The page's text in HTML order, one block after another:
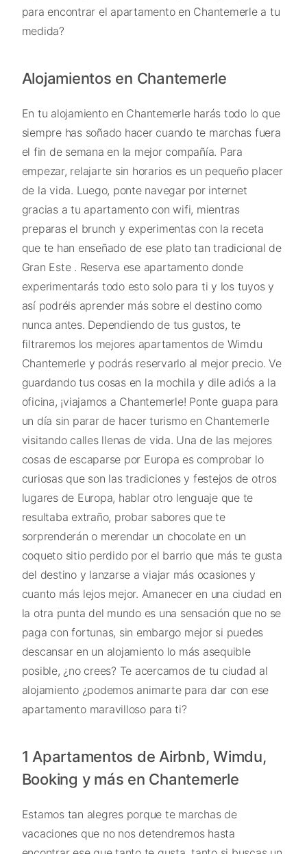
para encontrar el apartamento en Chantemerle a tu
medida?
Alojamientos en Chantemerle
En tu alojamiento en Chantemerle harás todo lo que
siempre has soñado hacer cuando te marchas fuera
el fin de semana en la mejor compañía. Para
empezar, relajarte sin horarios es un pequeño placer
de la vida. Luego, ponte navegar por internet
gracias a tu apartamento con wifi, mientras
preparas el brunch y experimentas con la receta
que te han enseñado de ese plato tan tradicional de
Gran Este . Reserva ese apartamento donde
experimentarás todo esto solo para ti y los tuyos y
así podréis aprender más sobre el destino como
nunca antes. Dependiendo de tus gustos, te
filtraremos los mejores apartamentos de Wimdu
Chantemerle y podrás reservarlo al mejor precio. Ve
guardando tus cosas en la mochila y dile adiós a la
oficina, ¡viajamos a Chantemerle! Ponte guapa para
un día sin parar de hacer turismo en Chantemerle
visitando calles llenas de vida. Una de las mejores
cosas de escaparse por Europa es comprobar lo
curiosas que son las tradiciones y festejos de otros
lugares de Europa, hablar otro lenguaje que te
resultaba extraño, probar sabores que te
sorprenderán o merendar un chocolate en un
coqueto sitio perdido por el barrio que más te gusta
del destino y lanzarse a viajar más ocasiones y
cuanto más lejos mejor. Amanecer en una ciudad en
la otra punta del mundo es una sensación que no se
paga con fortunas, sin embargo mejor si puedes
descansar en un alojamiento lo más asequible
posible, ¿no crees? Te acercamos de tu ciudad al
alojamiento ¿podemos animarte para dar con ese
apartamento maravilloso para ti?
1 Apartamentos de Airbnb, Wimdu,
Booking y más en Chantemerle
Estamos tan alegres porque te marchas de
vacaciones que no nos detendremos hasta